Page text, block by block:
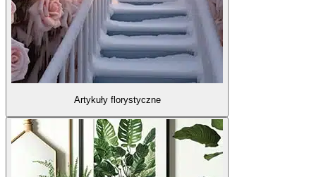
Artykuły florystyczne